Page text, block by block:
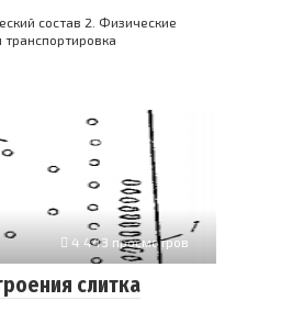
состав 2. Физические
транспортировка
4 443 просмотров
слитка